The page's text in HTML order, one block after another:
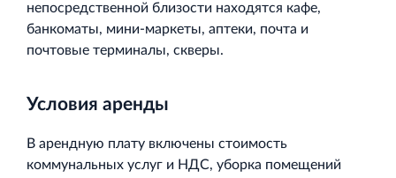
непосредственной близости находятся кафе,
банкоматы, мини-маркеты, аптеки, почта и
почтовые терминалы, скверы.
Условия аренды
В арендную плату включены стоимость
коммунальных услуг и НДС, уборка помещений